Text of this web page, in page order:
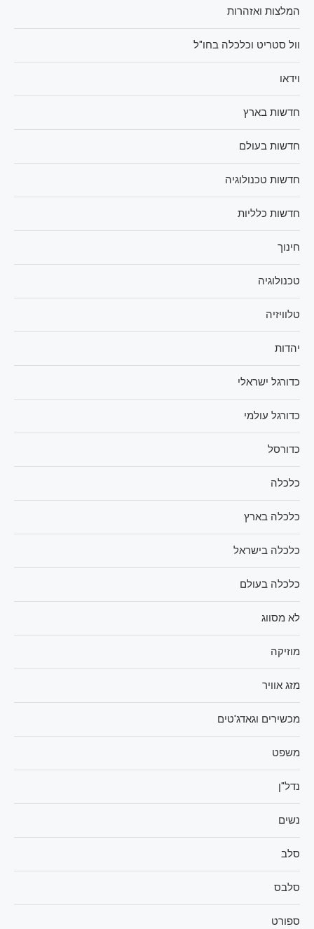
המלצות ואזהרות
וול סטריט וכלכלה בחו"ל
וידאו
חדשות בארץ
חדשות בעולם
חדשות טכנולוגיה
חדשות כלליות
חינוך
טכנולוגיה
טלוויזיה
יהדות
כדורגל ישראלי
כדורגל עולמי
כדורסל
כלכלה
כלכלה בארץ
כלכלה בישראל
כלכלה בעולם
לא מסווג
מוזיקה
מזג אוויר
מכשירים וגאדג'טים
משפט
נדל"ן
נשים
סלב
סלבס
ספורט